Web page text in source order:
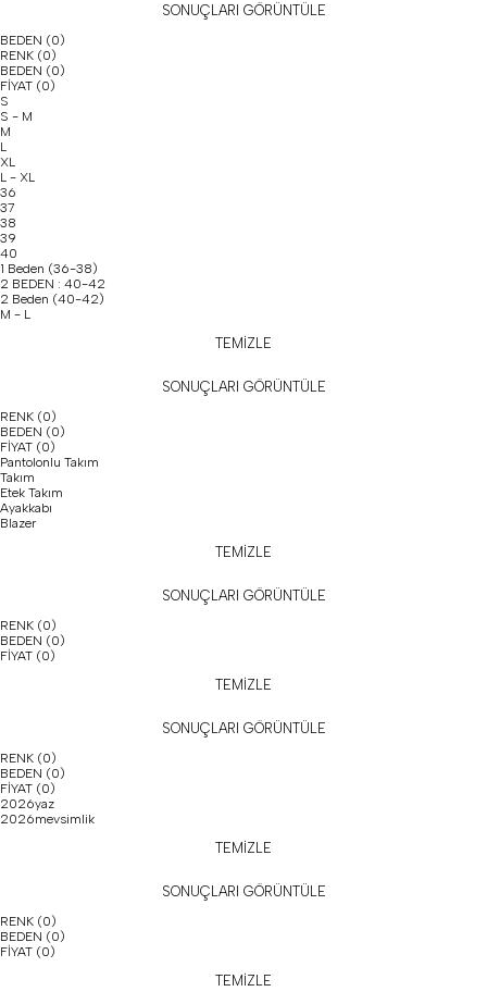
SONUÇLARI GÖRÜNTÜLE
BEDEN (0)
RENK (0)
BEDEN (0)
FİYAT (0)
S
S - M
M
L
XL
L - XL
36
37
38
39
40
1 Beden (36-38)
2 BEDEN : 40-42
2 Beden (40-42)
M - L
TEMİZLE
SONUÇLARI GÖRÜNTÜLE
RENK (0)
BEDEN (0)
FİYAT (0)
Pantolonlu Takım
Takım
Etek Takım
Ayakkabı
Blazer
TEMİZLE
SONUÇLARI GÖRÜNTÜLE
RENK (0)
BEDEN (0)
FİYAT (0)
TEMİZLE
SONUÇLARI GÖRÜNTÜLE
RENK (0)
BEDEN (0)
FİYAT (0)
2026yaz
2026mevsimlik
TEMİZLE
SONUÇLARI GÖRÜNTÜLE
RENK (0)
BEDEN (0)
FİYAT (0)
TEMİZLE